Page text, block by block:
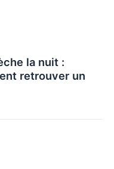
la nuit :
retrouver un